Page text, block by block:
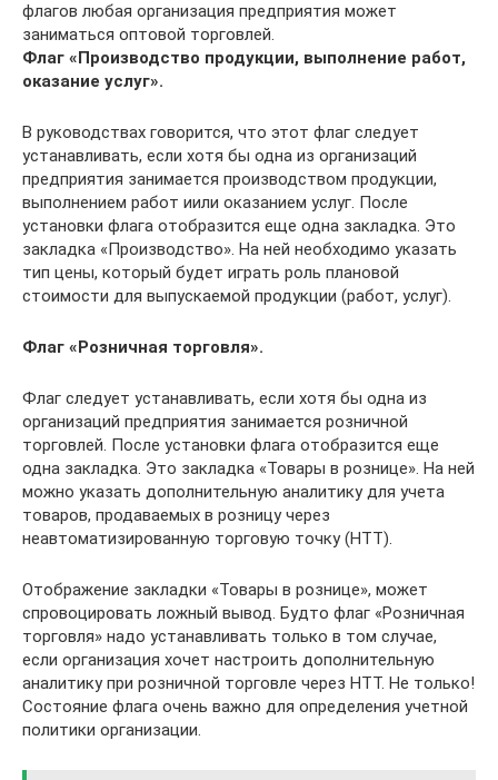
флагов любая организация предприятия может
заниматься оптовой торговлей.
Флаг «Производство продукции, выполнение работ,
оказание услуг».
В руководствах говорится, что этот флаг следует
устанавливать, если хотя бы одна из организаций
предприятия занимается производством продукции,
выполнением работ иили оказанием услуг. После
установки флага отобразится еще одна закладка. Это
закладка «Производство». На ней необходимо указать
тип цены, который будет играть роль плановой
стоимости для выпускаемой продукции (работ, услуг).
Флаг «Розничная торговля».
Флаг следует устанавливать, если хотя бы одна из
организаций предприятия занимается розничной
торговлей. После установки флага отобразится еще
одна закладка. Это закладка «Товары в рознице». На ней
можно указать дополнительную аналитику для учета
товаров, продаваемых в розницу через
неавтоматизированную торговую точку (НТТ).
Отображение закладки «Товары в рознице», может
спровоцировать ложный вывод. Будто флаг «Розничная
торговля» надо устанавливать только в том случае,
если организация хочет настроить дополнительную
аналитику при розничной торговле через НТТ. Не только!
Состояние флага очень важно для определения учетной
политики организации.